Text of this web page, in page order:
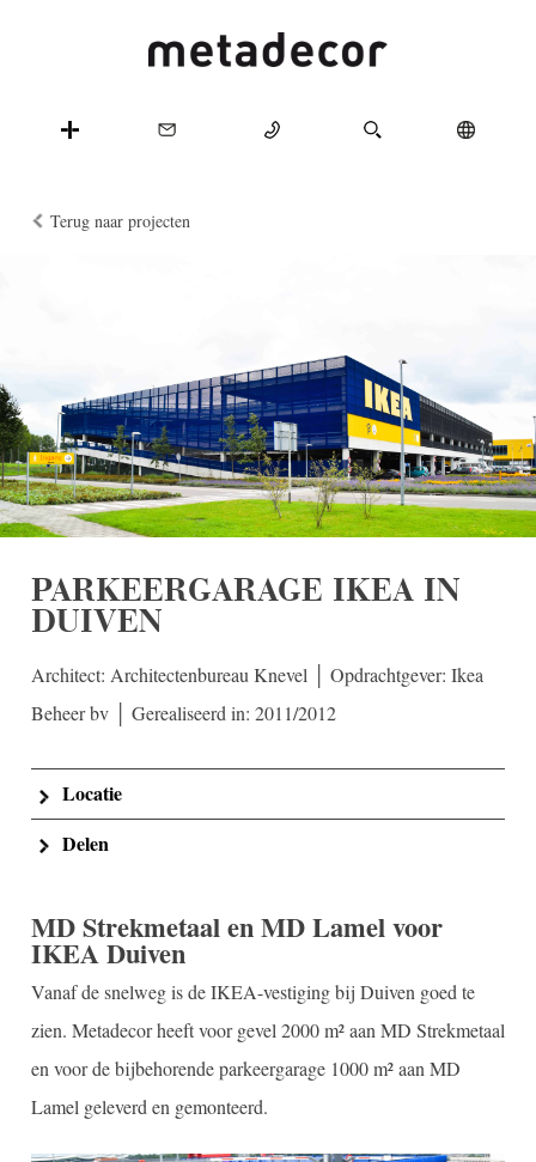
Terug naar projecten
PARKEERGARAGE IKEA IN
DUIVEN
Architect: Architectenbureau Knevel │ Opdrachtgever: Ikea
Beheer bv │ Gerealiseerd in: 2011/2012
Locatie
Delen
MD Strekmetaal en MD Lamel voor
IKEA Duiven
Vanaf de snelweg is de IKEA-vestiging bij Duiven goed te
zien. Metadecor heeft voor gevel 2000 m² aan MD Strekmetaal
en voor de bijbehorende parkeergarage 1000 m² aan MD
Lamel geleverd en gemonteerd.